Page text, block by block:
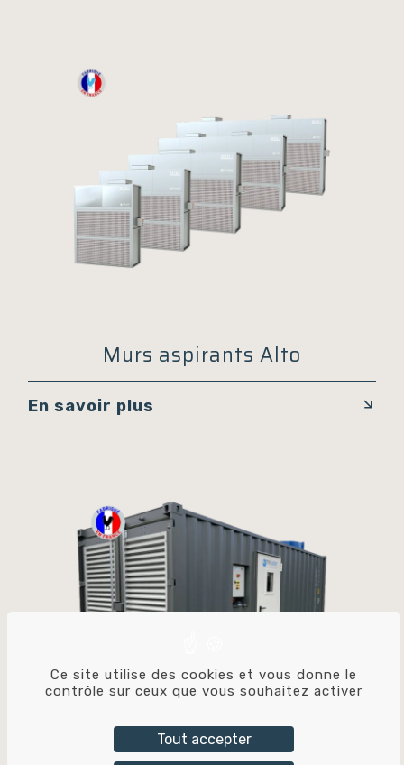
Murs aspirants Alto
En savoir plus
Ce site utilise des cookies et vous donne le
contrôle sur ceux que vous souhaitez activer
Tout accepter